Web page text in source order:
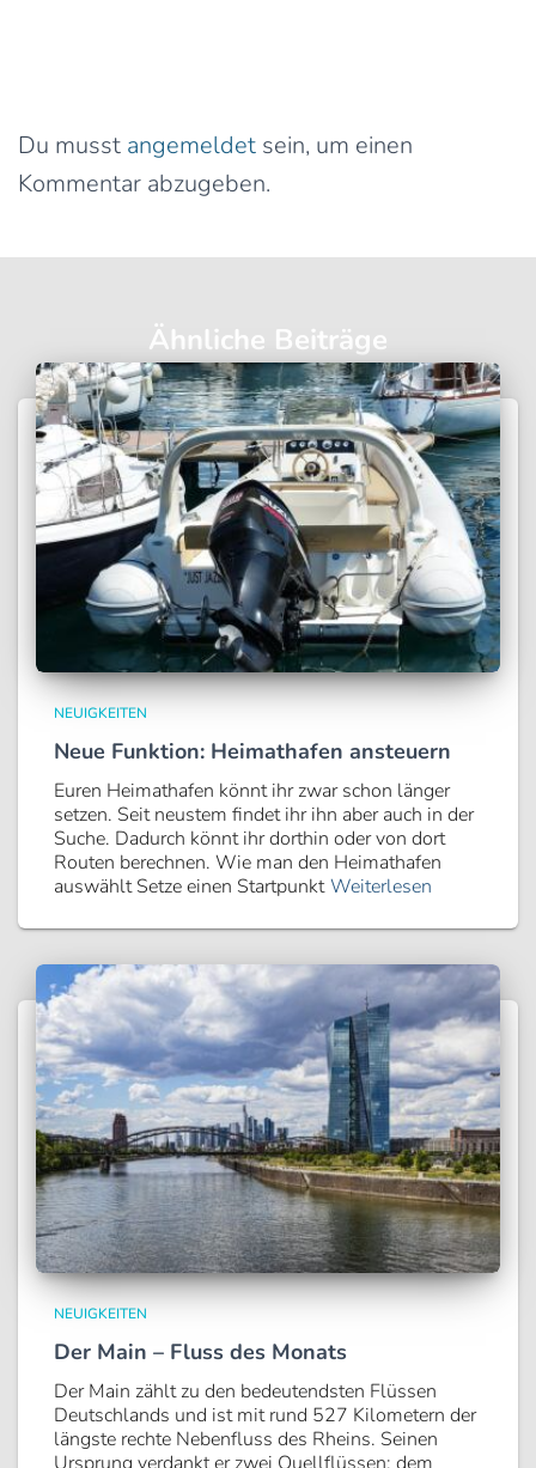
Du musst angemeldet sein, um einen
Kommentar abzugeben.
Ähnliche Beiträge
NEUIGKEITEN
Neue Funktion: Heimathafen ansteuern
Euren Heimathafen könnt ihr zwar schon länger
setzen. Seit neustem findet ihr ihn aber auch in der
Suche. Dadurch könnt ihr dorthin oder von dort
Routen berechnen. Wie man den Heimathafen
auswählt Setze einen Startpunkt Weiterlesen
NEUIGKEITEN
Der Main – Fluss des Monats
Der Main zählt zu den bedeutendsten Flüssen
Deutschlands und ist mit rund 527 Kilometern der
längste rechte Nebenfluss des Rheins. Seinen